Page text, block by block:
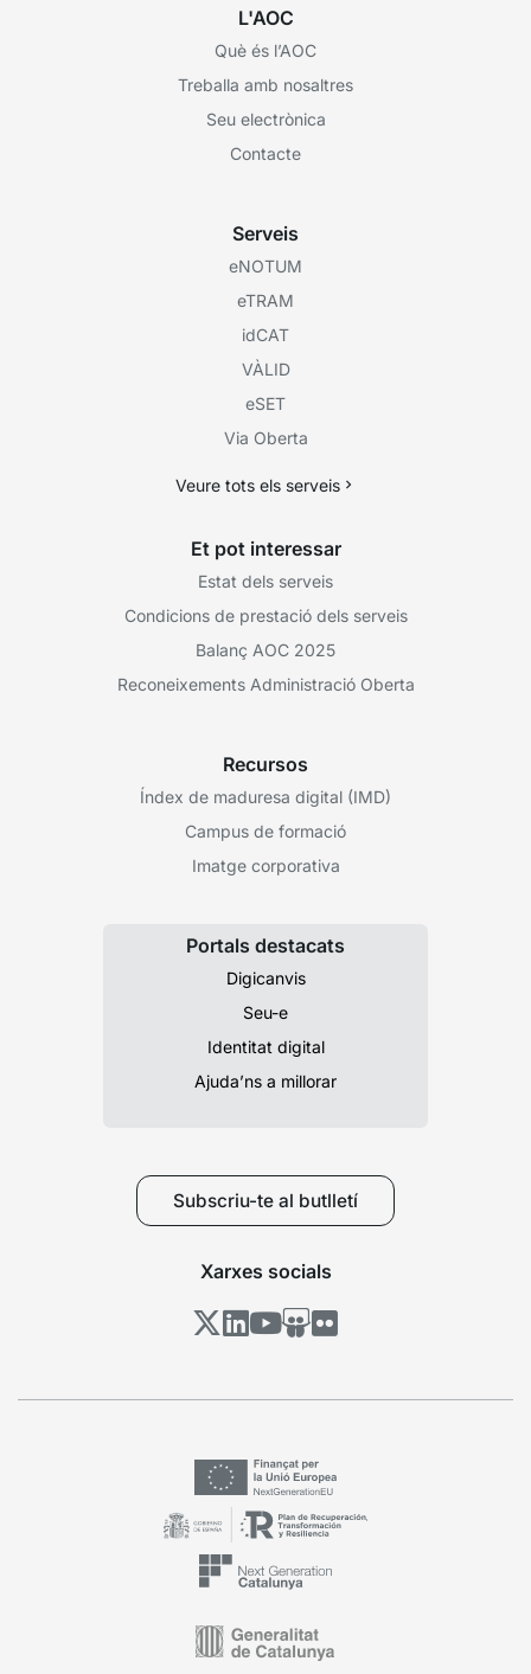
L'AOC
Què és l’AOC
Treballa amb nosaltres
Seu electrònica
Contacte
Serveis
eNOTUM
eTRAM
idCAT
VÀLID
eSET
Via Oberta
Veure tots els serveis
Et pot interessar
Estat dels serveis
Condicions de prestació dels serveis
Balanç AOC 2025
Reconeixements Administració Oberta
Recursos
Índex de maduresa digital (IMD)
Campus de formació
Imatge corporativa
Portals destacats
Digicanvis
Seu-e
Identitat digital
Ajuda’ns a millorar
Subscriu-te al butlletí
Xarxes socials